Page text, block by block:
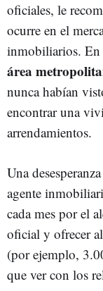
oficiales, le
ocurre en el
inmobiliarios. En
área
nunca habían
encontrar una
arrendamientos.
Una
agente
cada mes por el
oficial y ofrecer
(por ejemplo,
que ver con los